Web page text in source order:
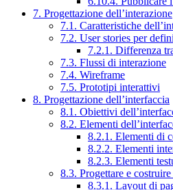
7. Progettazione dell’interazione
7.1. Caratteristiche
7.2. User stories per
7.2.1. Differenza
7.3. Flussi di interazione
7.4. Wireframe
7.5. Prototipi interattivi
8. Progettazione dell’interfaccia
8.1. Obiettivi
8.2. Elementi
8.2.1. Elementi di
8.2.2. Elementi
8.2.3. Elementi
8.3. Progettare e
8.3.1. Layout di